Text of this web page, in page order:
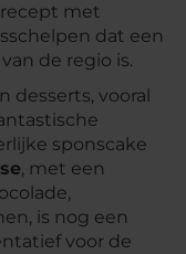
recept met
dat een
de regio is.
vooral
sponscake
, met een
is nog een
voor de